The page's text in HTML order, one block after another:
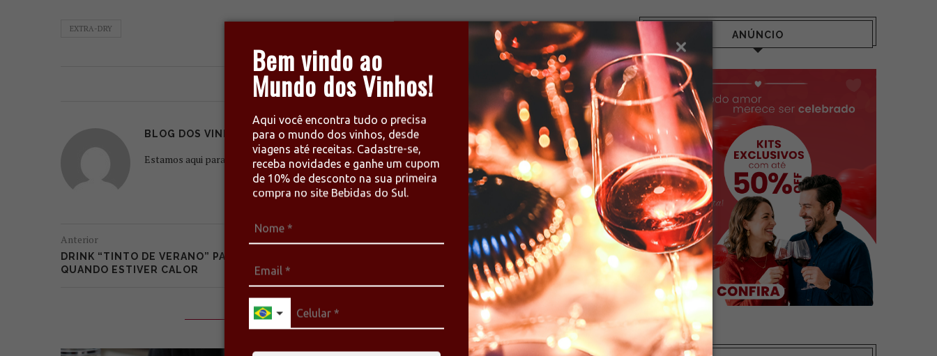
Bem vindo ao
Mundo dos Vinhos!
Aqui você encontra tudo o precisa
para o mundo dos vinhos, desde
viagens até receitas. Cadastre-se,
receba novidades e ganhe um cupom
de 10% de desconto na sua primeira
compra no site Bebidas do Sul.
EXTRA-DRY
0 comentários 3
BLOG DOS VINHOS
Estamos aqui para escrever sobre o que há de mais interessante sobre vinhos!
Anterior
DRINK “TINTO DE VERANO” PARA FAZER
QUANDO ESTIVER CALOR
Próximo
COMO FAZER O SOM PERFEITO DA ROLHA DE
ESPUMANTE?
VOCÊ TAMBÉM PODE GOSTAR
ANÚNCIO